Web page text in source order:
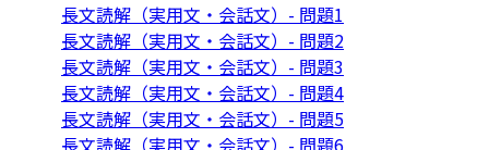
長文読解（実用文・会話文）- 問題1
長文読解（実用文・会話文）- 問題2
長文読解（実用文・会話文）- 問題3
長文読解（実用文・会話文）- 問題4
長文読解（実用文・会話文）- 問題5